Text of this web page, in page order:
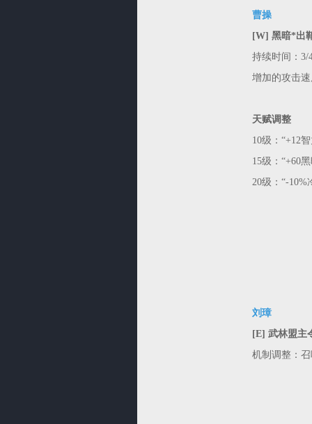
曹操
[W] 黑暗*出
持续时间：
增加的攻击
天赋调整
10级：“+12
15级：“+60
20级：“-
刘璋
[E] 武林盟主
机制调整：